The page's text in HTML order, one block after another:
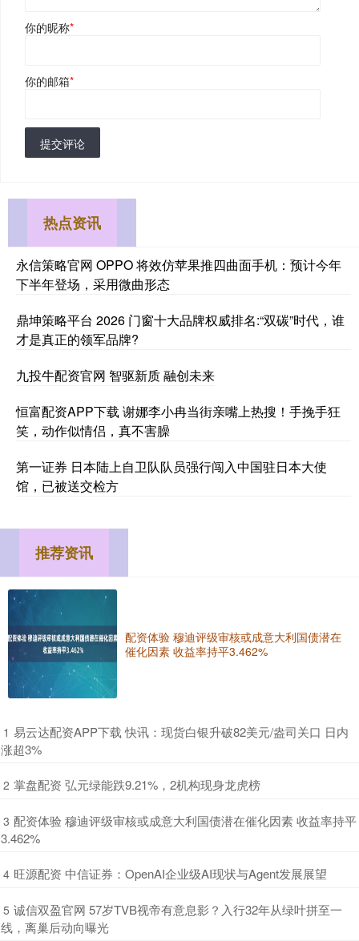
你的昵称*
你的邮箱*
提交评论
热点资讯
永信策略官网 OPPO 将效仿苹果推四曲面手机：预计今年
下半年登场，采用微曲形态
鼎坤策略平台 2026 门窗十大品牌权威排名:“双碳”时代，谁
才是真正的领军品牌?
九投牛配资官网 智驱新质 融创未来
恒富配资APP下载 谢娜李小冉当街亲嘴上热搜！手挽手狂
笑，动作似情侣，真不害臊
第一证券 日本陆上自卫队队员强行闯入中国驻日本大使
馆，已被送交检方
推荐资讯
配资体验 穆迪评级审核或成意大利国债潜在
催化因素 收益率持平3.462%
1 ​易云达配资APP下载 快讯：现货白银升破82美元/盎司关口 日内
涨超3%
2 ​掌盘配资 弘元绿能跌9.21%，2机构现身龙虎榜
3 ​配资体验 穆迪评级审核或成意大利国债潜在催化因素 收益率持平
3.462%
4 ​旺源配资 中信证券：OpenAI企业级AI现状与Agent发展展望
5 ​诚信双盈官网 57岁TVB视帝有意息影？入行32年从绿叶拼至一
线，离巢后动向曝光